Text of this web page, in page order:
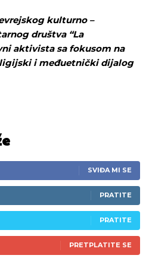
da živi!
da živi!
kulturno –
društva “La
aktivista sa fokusom na
i međuetnički dijalog
SVIĐA MI SE
PRATITE
PRATITE
PRETPLATITE SE